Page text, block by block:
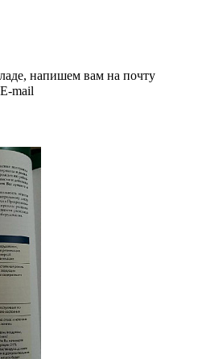
напишем вам на почту
E-mail